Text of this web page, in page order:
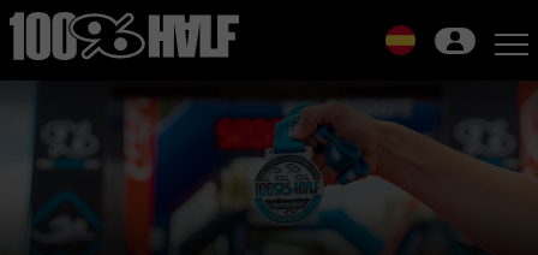
Skip
content